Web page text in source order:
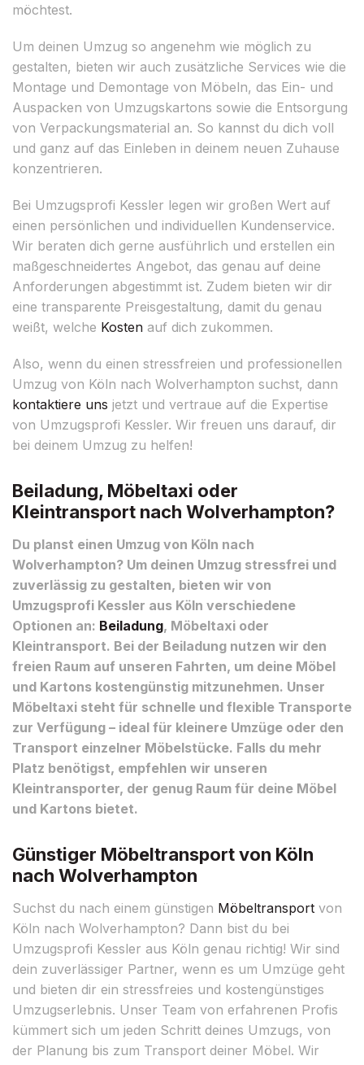
möchtest.
Um deinen Umzug so angenehm wie möglich zu
gestalten, bieten wir auch zusätzliche Services wie die
Montage und Demontage von Möbeln, das Ein- und
Auspacken von Umzugskartons sowie die Entsorgung
von Verpackungsmaterial an. So kannst du dich voll
und ganz auf das Einleben in deinem neuen Zuhause
konzentrieren.
Bei Umzugsprofi Kessler legen wir großen Wert auf
einen persönlichen und individuellen Kundenservice.
Wir beraten dich gerne ausführlich und erstellen ein
maßgeschneidertes Angebot, das genau auf deine
Anforderungen abgestimmt ist. Zudem bieten wir dir
eine transparente Preisgestaltung, damit du genau
weißt, welche Kosten auf dich zukommen.
Also, wenn du einen stressfreien und professionellen
Umzug von Köln nach Wolverhampton suchst, dann
kontaktiere uns jetzt und vertraue auf die Expertise
von Umzugsprofi Kessler. Wir freuen uns darauf, dir
bei deinem Umzug zu helfen!
Beiladung, Möbeltaxi oder
Kleintransport nach Wolverhampton?
Du planst einen Umzug von Köln nach
Wolverhampton? Um deinen Umzug stressfrei und
zuverlässig zu gestalten, bieten wir von
Umzugsprofi Kessler aus Köln verschiedene
Optionen an: Beiladung, Möbeltaxi oder
Kleintransport. Bei der Beiladung nutzen wir den
freien Raum auf unseren Fahrten, um deine Möbel
und Kartons kostengünstig mitzunehmen. Unser
Möbeltaxi steht für schnelle und flexible Transporte
zur Verfügung – ideal für kleinere Umzüge oder den
Transport einzelner Möbelstücke. Falls du mehr
Platz benötigst, empfehlen wir unseren
Kleintransporter, der genug Raum für deine Möbel
und Kartons bietet.
Günstiger Möbeltransport von Köln
nach Wolverhampton
Suchst du nach einem günstigen Möbeltransport von
Köln nach Wolverhampton? Dann bist du bei
Umzugsprofi Kessler aus Köln genau richtig! Wir sind
dein zuverlässiger Partner, wenn es um Umzüge geht
und bieten dir ein stressfreies und kostengünstiges
Umzugserlebnis. Unser Team von erfahrenen Profis
kümmert sich um jeden Schritt deines Umzugs, von
der Planung bis zum Transport deiner Möbel. Wir